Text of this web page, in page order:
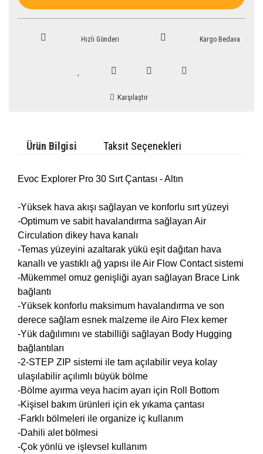
Hızlı Gönderi Kargo Bedava
Karşılaştır
Ürün Bilgisi Taksit Seçenekleri
Evoc Explorer Pro 30 Sırt Çantası - Altın
-Yüksek hava akışı sağlayan ve konforlu sırt yüzeyi
-Optimum ve sabit havalandırma sağlayan Air
Circulation dikey hava kanalı
-Temas yüzeyini azaltarak yükü eşit dağıtan hava
kanallı ve yastıklı ağ yapısı ile Air Flow Contact sistemi
-Mükemmel omuz genişliği ayarı sağlayan Brace Link
bağlantı
-Yüksek konforlu maksimum havalandırma ve son
derece sağlam esnek malzeme ile Airo Flex kemer
-Yük dağılımını ve stabilliği sağlayan Body Hugging
bağlantıları
-2-STEP ZIP sistemi ile tam açılabilir veya kolay
ulaşılabilir açılımlı büyük bölme
-Bölme ayırma veya hacim ayarı için Roll Bottom
-Kişisel bakım ürünleri için ek yıkama çantası
-Farklı bölmeleri ile organize iç kullanım
-Dahili alet bölmesi
-Çok yönlü ve işlevsel kullanım